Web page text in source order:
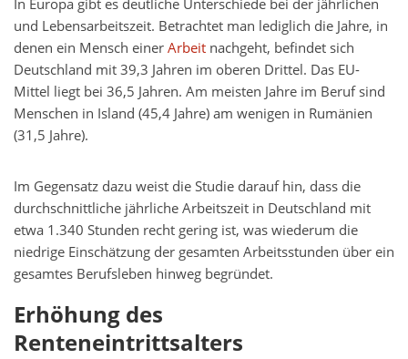
In Europa gibt es deutliche Unterschiede bei der jährlichen
und Lebensarbeitszeit. Betrachtet man lediglich die Jahre, in
denen ein Mensch einerArbeit nachgeht, befindet sich
Deutschland mit 39,3 Jahren im oberen Drittel. Das EU-
Mittel liegt bei 36,5 Jahren. Am meisten Jahre im Beruf sind
Menschen in Island (45,4 Jahre) am wenigen in Rumänien
(31,5 Jahre).
Im Gegensatz dazu weist die Studie darauf hin, dass die
durchschnittliche jährliche Arbeitszeit in Deutschland mit
etwa 1.340 Stunden recht gering ist, was wiederum die
niedrige Einschätzung der gesamten Arbeitsstunden über ein
gesamtes Berufsleben hinweg begründet.
Erhöhung des
Renteneintrittsalters